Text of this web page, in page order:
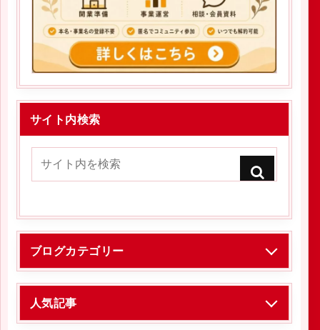
サイト内検索
ブログカテゴリー
人気記事